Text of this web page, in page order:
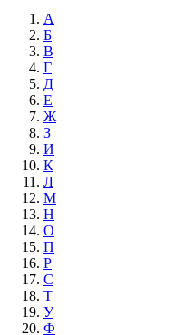
А
Б
В
Г
Д
Е
Ж
З
И
К
Л
М
Н
О
П
Р
С
Т
У
Ф